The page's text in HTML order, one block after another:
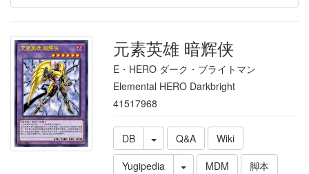
元素英雄 暗辉侠
E・HERO ダーク・ブライトマン
Elemental HERO Darkbright
41517968
DB Q&A
Wiki
Yugipedia
MDM
脚本